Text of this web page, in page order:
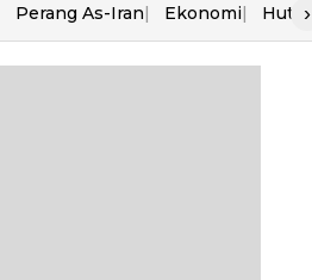
Perang As-Iran Ekonomi Hut Ri
›